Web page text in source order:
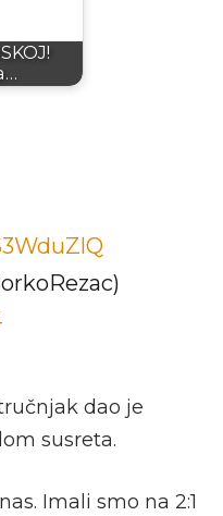
dao je
susreta.
Imali smo na 2:1